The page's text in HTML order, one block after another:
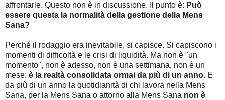
affrontarle. Questo non è in discussione. Il punto è: Può
essere questa la normalità della gestione della Mens
Sana?
Perché il rodaggio era inevitabile, si capisce. Si capiscono i
momenti di difficoltà e le crisi di liquidità. Ma non è "un
momento", non è adesso, non è una settimana, non è un
mese: è la realtà consolidata ormai da più di un anno. E
da più di un anno la quotidianità di chi lavora nella Mens
Sana, per la Mens Sana o attorno alla Mens Sana non è